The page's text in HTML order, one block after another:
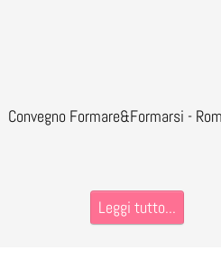
Convegno Formare&Formarsi -
Leggi tutto...